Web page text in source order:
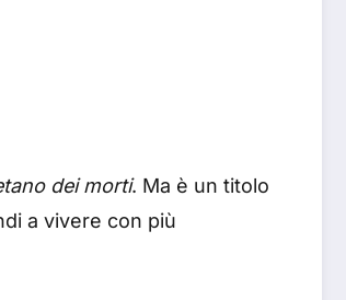
dei morti. Ma è un titolo
a vivere con più